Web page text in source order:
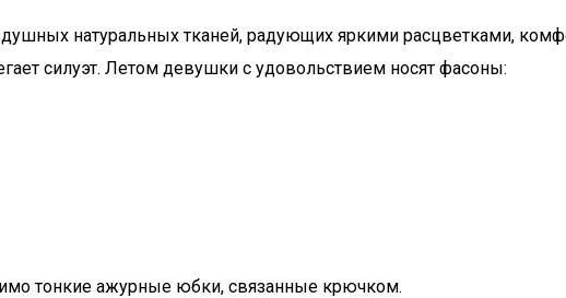
натуральных тканей, радующих яркими расцветками,
силуэт. Летом девушки с удовольствием носят фасоны:
тонкие ажурные юбки, связанные крючком.